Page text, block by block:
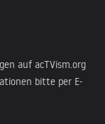
auf acTVism.org
bitte per E-